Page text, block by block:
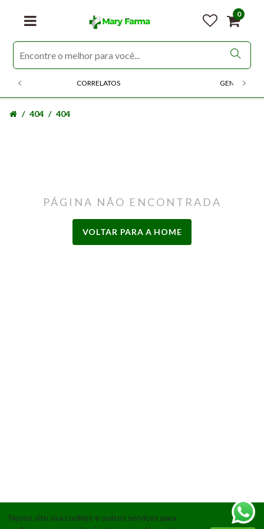
Nosso site usa cookies e outros serviços para
0
CORRELATOS GENERICOS
404 404
PÁGINA NÃO ENCONTRADA
VOLTAR PARA A HOME